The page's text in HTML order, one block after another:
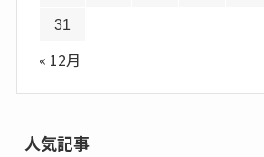
31
« 12月
人気記事